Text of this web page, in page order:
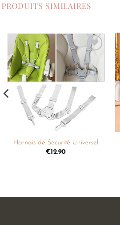
PRODUITS SIMILAIRES
Ajouter
à la
liste de
souhaits
Harnais de Sécurité Universel
€12.90